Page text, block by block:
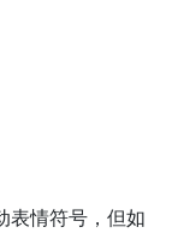
表情符号，但如